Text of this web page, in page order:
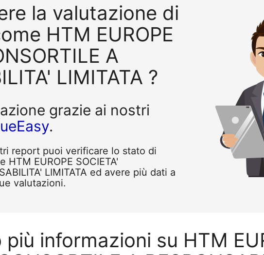
la valutazione di
HTM EUROPE
A
LIMITATA ?
grazie ai nostri
.
report puoi verificare lo stato di
EUROPE SOCIETA'
LIMITATA ed avere più dati a
valutazioni.
informazioni su HTM